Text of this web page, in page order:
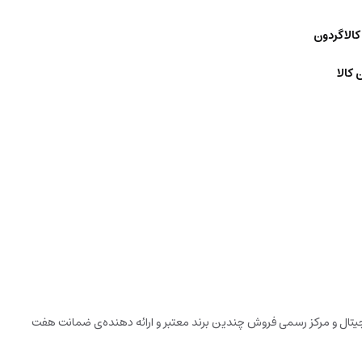
کالا
و مرکز رسمی فروش چندین برند معتبر و ارائه دهنده‌ی ضمانت هفت